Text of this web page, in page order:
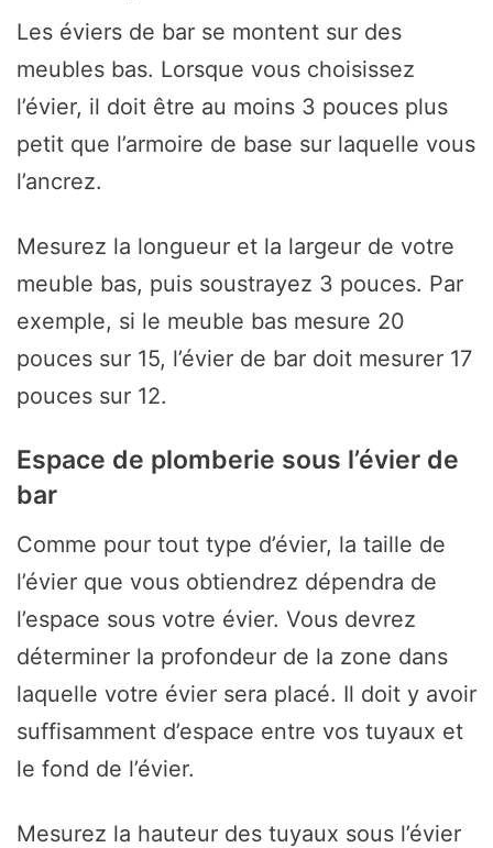
Les éviers de bar se montent sur des
meubles bas. Lorsque vous choisissez
l’évier, il doit être au moins 3 pouces plus
petit que l’armoire de base sur laquelle vous
l’ancrez.
Mesurez la longueur et la largeur de votre
meuble bas, puis soustrayez 3 pouces. Par
exemple, si le meuble bas mesure 20
pouces sur 15, l’évier de bar doit mesurer 17
pouces sur 12.
Espace de plomberie sous l’évier de
bar
Comme pour tout type d’évier, la taille de
l’évier que vous obtiendrez dépendra de
l’espace sous votre évier. Vous devrez
déterminer la profondeur de la zone dans
laquelle votre évier sera placé. Il doit y avoir
suffisamment d’espace entre vos tuyaux et
le fond de l’évier.
Mesurez la hauteur des tuyaux sous l’évier